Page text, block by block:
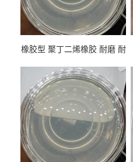
橡胶型 聚丁二烯橡胶 耐磨 耐
性